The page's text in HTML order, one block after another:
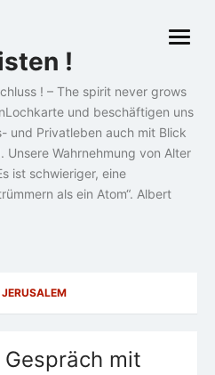
!
! – The spirit never grows
und beschäftigen uns
und Privatleben auch mit Blick
Unsere Wahrnehmung von Alter
ist schwieriger, eine
als ein Atom“. Albert
open
mit